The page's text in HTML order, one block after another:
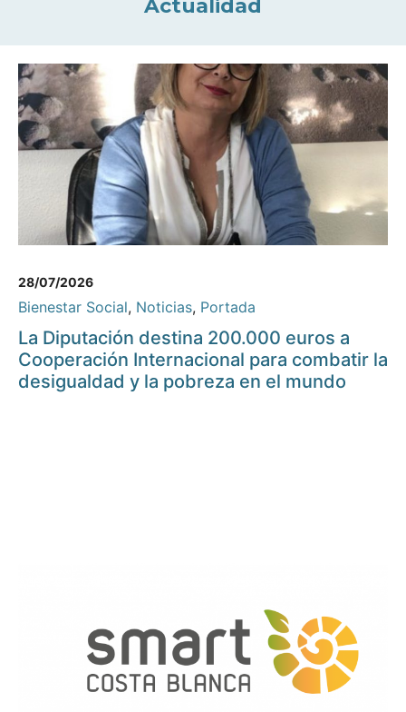
Actualidad
28/07/2026
Bienestar Social, Noticias, Portada
La Diputación destina 200.000 euros a
Cooperación Internacional para combatir la
desigualdad y la pobreza en el mundo